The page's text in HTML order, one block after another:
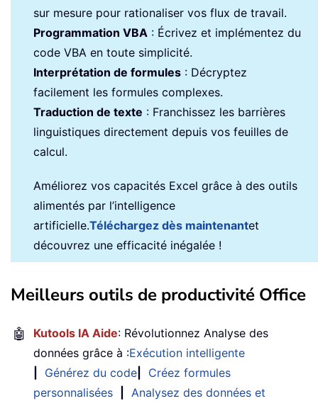
sur mesure pour rationaliser vos flux de travail.
Programmation VBA : Écrivez et implémentez du
code VBA en toute simplicité.
Interprétation de formules : Décryptez
facilement les formules complexes.
Traduction de texte : Franchissez les barrières
linguistiques directement depuis vos feuilles de
calcul.
Améliorez vos capacités Excel grâce à des outils
alimentés par l’intelligence
artificielle.Téléchargez dès maintenantet
découvrez une efficacité inégalée !
Meilleurs outils de productivité Office
🤖 Kutools IA Aide: Révolutionnez Analyse des
données grâce à :Exécution intelligente
Générez du code
Créez formules
personnalisées
Analysez des données et